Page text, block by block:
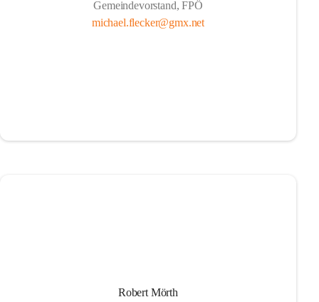
Gemeindevorstand, FPÖ
michael.flecker@gmx.net
Robert Mörth